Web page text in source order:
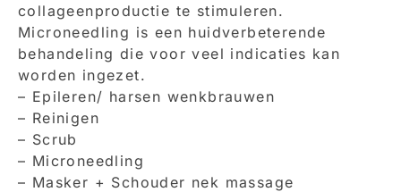
collageenproductie te stimuleren.
Microneedling is een huidverbeterende
behandeling die voor veel indicaties kan
worden ingezet.
– Epileren/ harsen wenkbrauwen
– Reinigen
– Scrub
– Microneedling
– Masker + Schouder nek massage